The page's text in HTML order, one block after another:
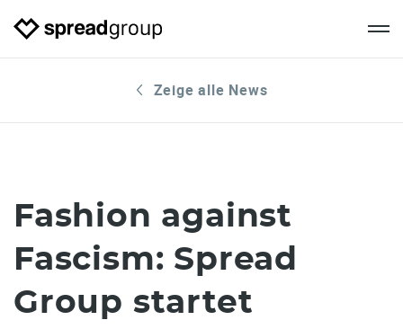
Zeige alle News
Fashion against
Fascism: Spread
Group startet